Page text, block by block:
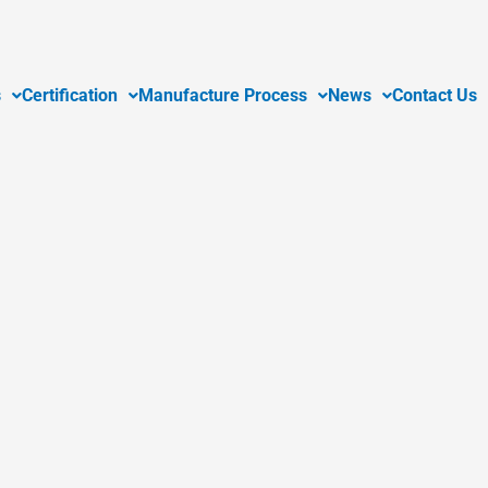
Certification Manufacture Process News Contact Us